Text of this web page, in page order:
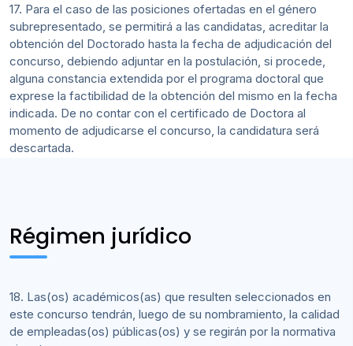
17. Para el caso de las posiciones ofertadas en el género
subrepresentado, se permitirá a las candidatas, acreditar la
obtención del Doctorado hasta la fecha de adjudicación del
concurso, debiendo adjuntar en la postulación, si procede,
alguna constancia extendida por el programa doctoral que
exprese la factibilidad de la obtención del mismo en la fecha
indicada. De no contar con el certificado de Doctora al
momento de adjudicarse el concurso, la candidatura será
descartada.
Régimen jurídico
18. Las(os) académicos(as) que resulten seleccionados en
este concurso tendrán, luego de su nombramiento, la calidad
de empleadas(os) públicas(os) y se regirán por la normativa